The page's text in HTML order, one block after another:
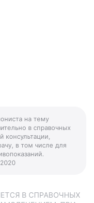
на тему
в справочных
консультации,
в том числе для
В СПРАВОЧНЫХ